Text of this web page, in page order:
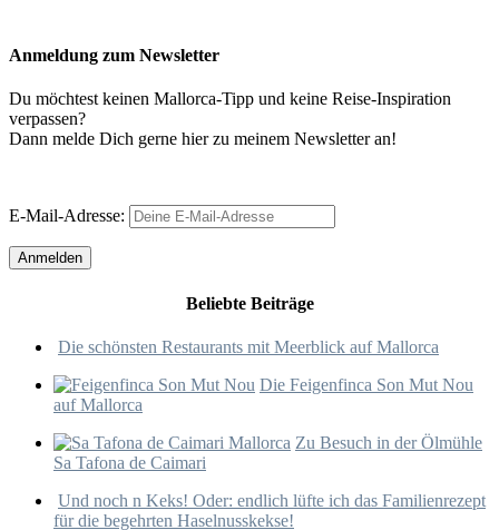
Anmeldung zum Newsletter
Du möchtest keinen Mallorca-Tipp und keine Reise-Inspiration
verpassen?
Dann melde Dich gerne hier zu meinem Newsletter an!
E-Mail-Adresse:
Beliebte Beiträge
Die schönsten Restaurants mit Meerblick auf Mallorca
Die Feigenfinca Son Mut Nou
auf Mallorca
Zu Besuch in der Ölmühle
Sa Tafona de Caimari
Und noch n Keks! Oder: endlich lüfte ich das Familienrezept
für die begehrten Haselnusskekse!